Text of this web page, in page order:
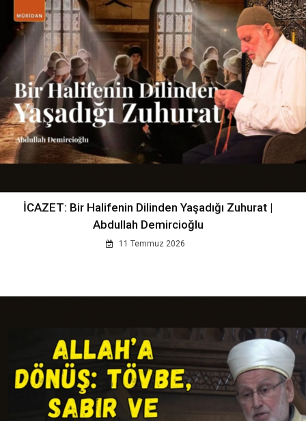
İCAZET: Bir Halifenin Dilinden Yaşadığı Zuhurat |
Abdullah Demircioğlu
11 Temmuz 2026